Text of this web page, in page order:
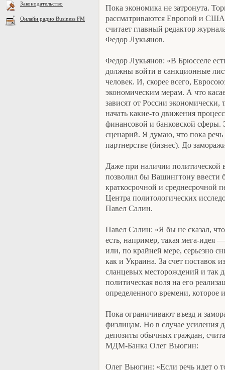
Законодательство
Онлайн радио Business FM
Пока экономика не затронута.
рассматриваются Европой и США
считает главный редактор
Федор Лукьянов.
Федор Лукьянов: «В Брюсселе
должны войти в санкционные
человек. И, скорее всего,
экономическим мерам. А что
зависят от России экономически,
начать какие-то движения
финансовой и банковской сферы.
сценарий. Я думаю, что пока
партнерстве (бизнес). До
Даже при наличии
позволил бы Вашингтону ввести
краткосрочной и среднесрочной
Центра политологических
Павел Салин.
Павел Салин: «Я бы не сказал,
есть, например, такая мега-идея
или, по крайней мере, серьезно
как и Украина. За счет поставок
сланцевых месторождений и так
политическая воля на его
определенного времени, которое
Пока ограничивают въезд и
физлицам. Но в случае усиления
депозиты обычных граждан,
МДМ-Банка Олег Вьюгин:
Олег Вьюгин: «Если речь идет о